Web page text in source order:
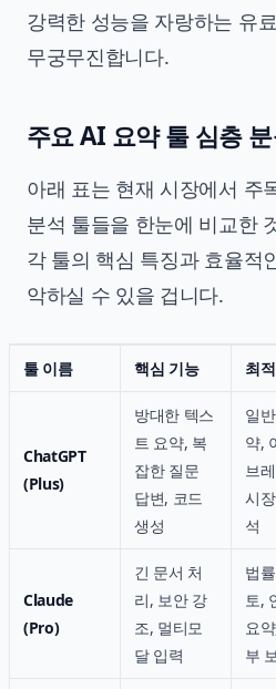
강력한 성능을 자랑하는 유
무궁무진합니다.
주요 AI 요약 툴 심층
아래 표는 현재 시장에서 주
분석 툴들을 한눈에 비교한
각 툴의 핵심 특징과 효율적
악하실 수 있을 겁니다.
툴 이름 핵심 기능 최
ChatGPT
(Plus)
방대한 텍스
트 요약, 복
잡한 질문
답변, 코드
생성
일
약,
브
시
석
Claude
(Pro)
긴 문서 처
리, 보안 강
조, 멀티모
달 입력
법
토,
요
부